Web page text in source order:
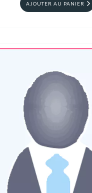
AJOUTER AU PANIER